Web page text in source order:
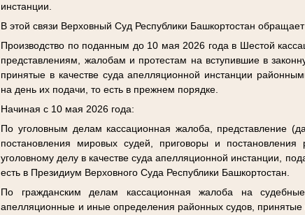
инстанции.
В этой связи Верховный Суд Республики Башкортостан
Производство по поданным до 10 мая 2026 года в Шестой
представлениям, жалобам и протестам на вступившие в
принятые в качестве суда апелляционной инстанции
на день их подачи, то есть в прежнем порядке.
Начиная с 10 мая 2026 года:
По уголовным делам кассационная жалоба, представление
постановления мировых судей, приговоры и
уголовному делу в качестве суда апелляционной инстанции,
есть в Президиум Верховного Суда Республики Башкортостан.
По гражданским делам кассационная жалоба на
апелляционные и иные определения районных судов, принятые